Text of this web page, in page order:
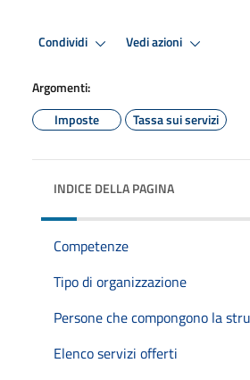
Condividi Vedi azioni
Argomenti:
Imposte
Tassa sui servizi
INDICE DELLA PAGINA
Competenze
Tipo di organizzazione
Persone che compongono la
Elenco servizi offerti